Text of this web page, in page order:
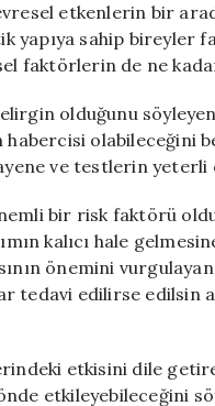
etkenlerin bir
yapıya sahip bireyler
faktörlerin de ne
olduğunu
habercisi
ve testlerin
bir risk faktörü
kalıcı hale
önemini
tedavi edilirse edilsin
etkisini dile
etkileyebileceğini